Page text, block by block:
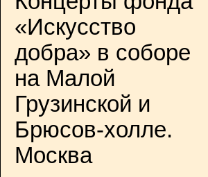
«Искусство
добра» в соборе
на Малой
Грузинской и
Брюсов-холле.
Москва